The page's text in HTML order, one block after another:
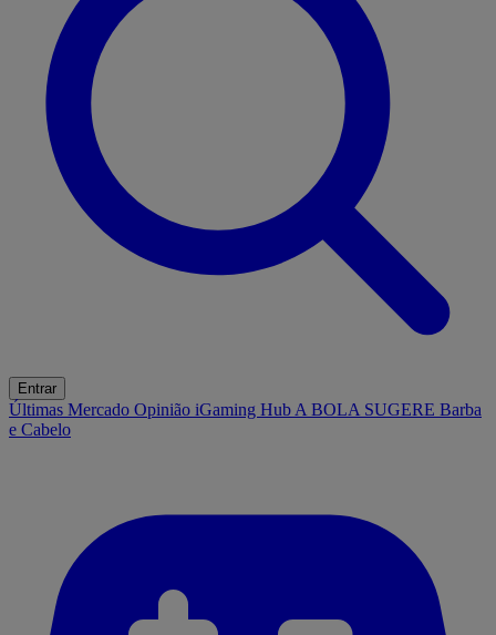
Entrar
Últimas Mercado Opinião iGaming Hub A BOLA SUGERE Barba
e Cabelo